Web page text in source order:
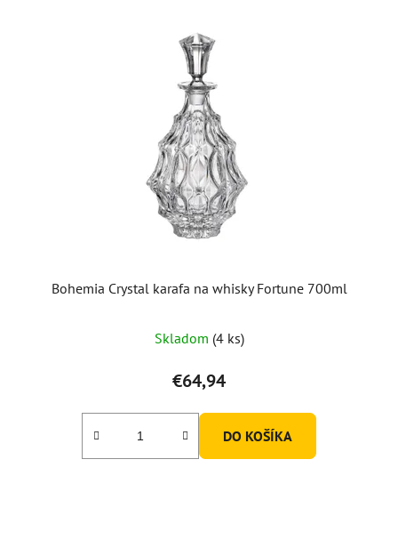
Bohemia Crystal karafa na whisky Fortune 700ml
Skladom (4 ks)
€64,94
DO KOŠÍKA